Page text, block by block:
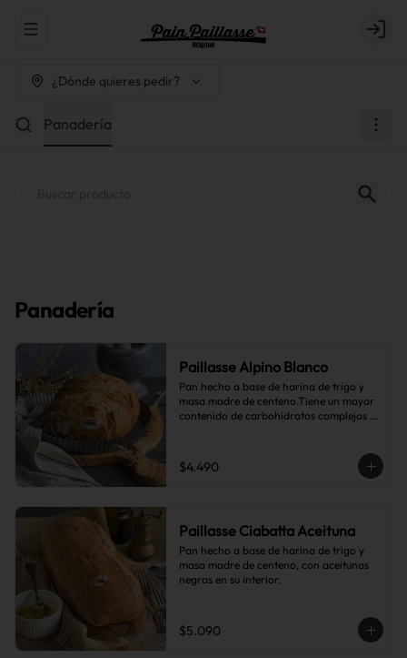
Abrir menu de navegación Login
¿Dónde quieres pedir?
Panadería
Panadería
Paillasse Alpino Blanco
Pan hecho a base de harina de trigo y
masa madre de centeno.Tiene un mayor
contenido de carbohidratos complejos
$4.490
Paillasse Ciabatta Aceituna
Pan hecho a base de harina de trigo y
masa madre de centeno, con aceitunas
negras en su interior.
$5.090